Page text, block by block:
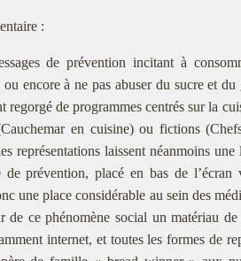
:
de prévention incitant à
encore à ne pas abuser du sucre et
regorgé de programmes centrés sur la
en cuisine) ou fictions
représentations laissent néanmoins
de prévention, placé en bas de
une place considérable au sein des
de ce phénomène social un matériau
internet, et toutes les formes de